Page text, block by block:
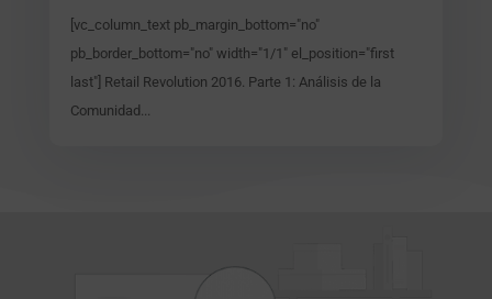
[vc_column_text pb_margin_bottom="no"
pb_border_bottom="no" width="1/1" el_position="first
last"] Retail Revolution 2016. Parte 1: Análisis de la
Comunidad...